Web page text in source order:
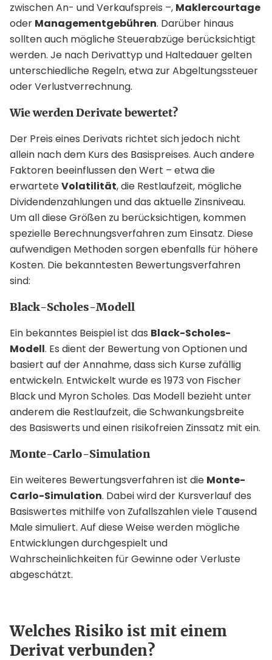
zwischen An- und Verkaufspreis –, Maklercourtage
oder Managementgebühren. Darüber hinaus
sollten auch mögliche Steuerabzüge berücksichtigt
werden. Je nach Derivattyp und Haltedauer gelten
unterschiedliche Regeln, etwa zur Abgeltungssteuer
oder Verlustverrechnung.
Wie werden Derivate bewertet?
Der Preis eines Derivats richtet sich jedoch nicht
allein nach dem Kurs des Basispreises. Auch andere
Faktoren beeinflussen den Wert – etwa die
erwarteteVolatilität, die Restlaufzeit, mögliche
Dividendenzahlungen und das aktuelle Zinsniveau.
Um all diese Größen zu berücksichtigen, kommen
spezielle Berechnungsverfahren zum Einsatz. Diese
aufwendigen Methoden sorgen ebenfalls für höhere
Kosten. Die bekanntesten Bewertungsverfahren
sind:
Black-Scholes-Modell
Ein bekanntes Beispiel ist das Black-Scholes-
Modell. Es dient der Bewertung von Optionen und
basiert auf der Annahme, dass sich Kurse zufällig
entwickeln. Entwickelt wurde es 1973 von Fischer
Black und Myron Scholes. Das Modell bezieht unter
anderem die Restlaufzeit, die Schwankungsbreite
des Basiswerts und einen risikofreien Zinssatz mit ein.
Monte-Carlo-Simulation
Ein weiteres Bewertungsverfahren ist die Monte-
Carlo-Simulation. Dabei wird der Kursverlauf des
Basiswertes mithilfe von Zufallszahlen viele Tausend
Male simuliert. Auf diese Weise werden mögliche
Entwicklungen durchgespielt und
Wahrscheinlichkeiten für Gewinne oder Verluste
abgeschätzt.
Welches Risiko ist mit einem
Derivat verbunden?